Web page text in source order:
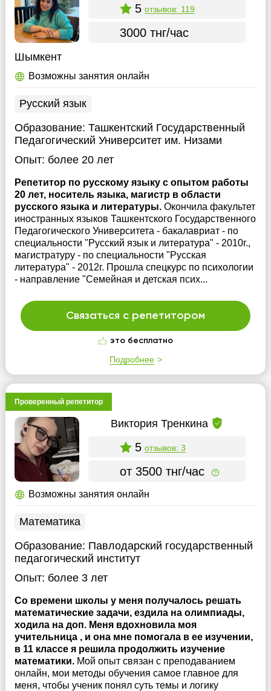
5 отзывов: 119
3000 тнг/час
Шымкент
Возможны занятия онлайн
Русский язык
Образование: Ташкентский Государственный
Педагогический Университет им. Низами
Опыт: более 20 лет
Репетитор по русскому языку с опытом работы
20 лет, носитель языка, магистр в области
русского языка и литературы. Окончила факультет
иностранных языков Ташкентского Государственного
Педагогического Университета - бакалавриат - по
специальности "Русский язык и литература" - 2010г.,
магистратуру - по специальности "Русская
литература" - 2012г. Прошла спецкурс по психологии
- направление "Семейная и детская псих...
Связаться с репетитором
это бесплатно
Подробнее
Проверенный репетитор
Виктория Тренкина
5 отзывов: 3
от 3500 тнг/час
Возможны занятия онлайн
Математика
Образование: Павлодарский государственный
педагогический институт
Опыт: более 3 лет
Со времени школы у меня получалось решать
математические задачи, ездила на олимпиады,
ходила на доп. Меня вдохновила моя
учительница , и она мне помогала в ее изучении,
в 11 классе я решила продолжить изучение
математики. Мой опыт связан с преподаванием
онлайн, мои методы обучения самое главное для
меня, чтобы ученик понял суть темы и логику